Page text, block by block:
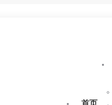
首页